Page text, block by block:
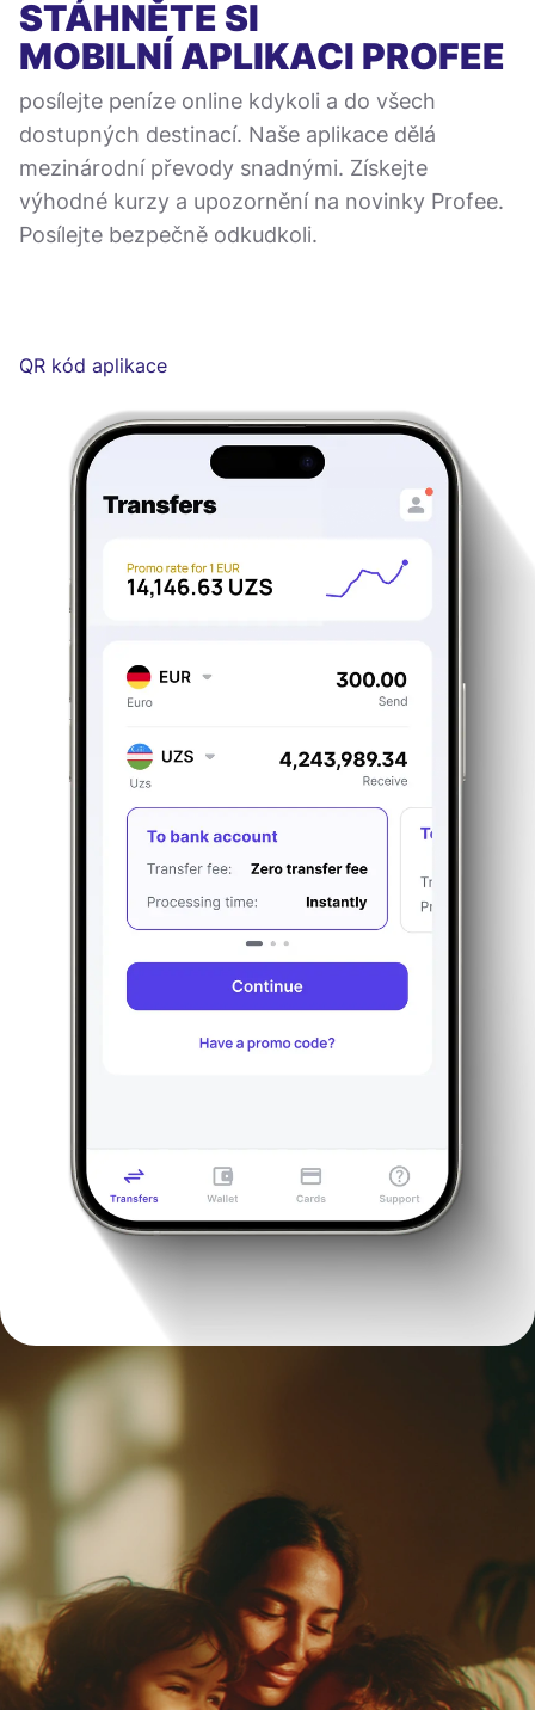
STÁHNĚTE SI
MOBILNÍ APLIKACI PROFEE
posílejte peníze online kdykoli a do všech
dostupných destinací. Naše aplikace dělá
mezinárodní převody snadnými. Získejte
výhodné kurzy a upozornění na novinky Profee.
Posílejte bezpečně odkudkoli.
QR kód aplikace